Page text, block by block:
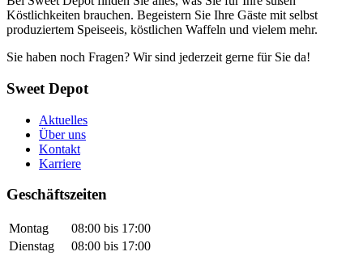
Köstlichkeiten brauchen. Begeistern Sie Ihre Gäste mit selbst
produziertem Speiseeis, köstlichen Waffeln und vielem mehr.
Sie haben noch Fragen? Wir sind jederzeit gerne für Sie da!
Sweet Depot
Aktuelles
Über uns
Kontakt
Karriere
Geschäftszeiten
Montag
08:00 bis 17:00
Dienstag
08:00 bis 17:00